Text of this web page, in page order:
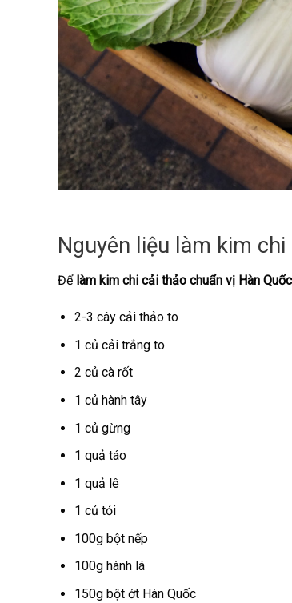
Nguyên liệu làm kim
Để làm kim chi cải thảo chuẩn vị Hàn Quốc
2-3 cây cải thảo to
1 củ cải trắng to
2 củ cà rốt
1 củ hành tây
1 củ gừng
1 quả táo
1 quả lê
1 củ tỏi
100g bột nếp
100g hành lá
150g bột ớt Hàn Quốc